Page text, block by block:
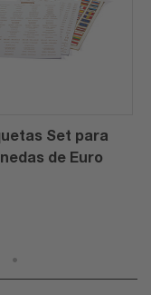
Set para
de Euro